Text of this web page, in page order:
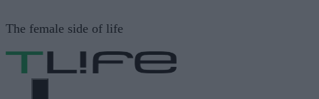
σε
περιεχόμενο
The female side of life